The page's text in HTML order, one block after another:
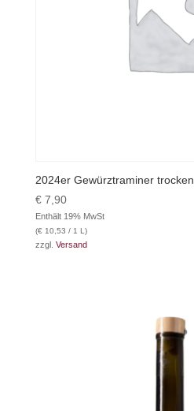
2024er Gewürztraminer trocken
€7,90
Enthält 19% MwSt
(€10,53 / 1 L)
zzgl. Versand